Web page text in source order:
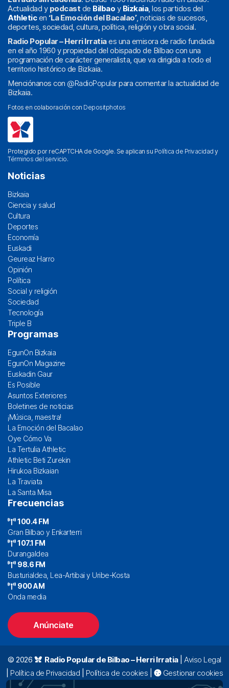
Actualidad y podcast de Bilbao y Bizkaia, los partidos del
Athleticen ‘La Emoción del Bacalao’, noticias de sucesos,
deportes, sociedad, cultura, política, religión y obra social.
Radio Popular – Herri Irratiaes una emisora de radio fundada
en el año 1960 y propiedad del obispado de Bilbao con una
programación de carácter generalista, que va dirigida a todo el
territorio histórico de Bizkaia.
Menciónanos con @RadioPopularpara comentar la actualidad de
Bizkaia.
Fotos en colaboración con Depositphotos
Protegido por reCAPTCHA de Google. Se aplican su Política de Privacidad y
Términos del servicio.
Noticias
Bizkaia
Ciencia y salud
Cultura
Deportes
Economía
Euskadi
Geureaz Harro
Opinión
Política
Social y religión
Sociedad
Tecnología
Triple B
Programas
EgunOn Bizkaia
EgunOn Magazine
Euskadin Gaur
Es Posible
Asuntos Exteriores
Boletines de noticias
¡Música, maestra!
La Emoción del Bacalao
Oye Cómo Va
La Tertulia Athletic
Athletic Beti Zurekin
Hirukoa Bizkaian
La Traviata
La Santa Misa
Frecuencias
100.4 FM
Gran Bilbao y Enkarterri
107.1 FM
Durangaldea
98.6 FM
Busturialdea, Lea-Artibai y Uribe-Kosta
900 AM
Onda media
Anúnciate
© 2026 Radio Popular de Bilbao – Herri Irratia|Aviso Legal
Política de Privacidad Política de cookies
Gestionar cookies